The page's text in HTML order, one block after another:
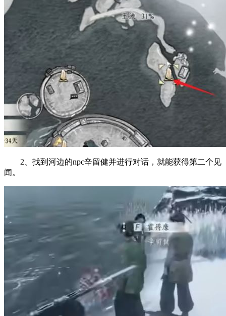
2、找到河边的npc辛留健并进行对话，就能获得第二个见
闻。